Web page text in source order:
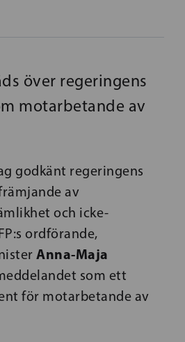
över regeringens
motarbetande av
godkänt regeringens
av
och icke-
ordförande,
Anna-Maja
som ett
för motarbetande av